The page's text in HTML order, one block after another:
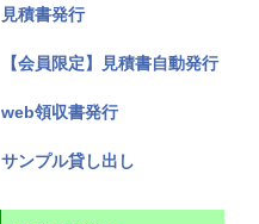
見積書発行
【会員限定】見積書自動発行
web領収書発行
サンプル貸し出し